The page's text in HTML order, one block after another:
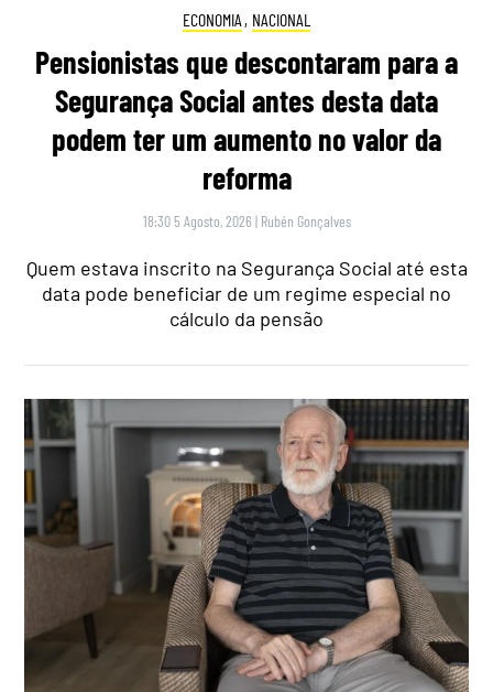
ECONOMIA , NACIONAL
Pensionistas que descontaram para a
Segurança Social antes desta data
podem ter um aumento no valor da
reforma
18:30 5 Agosto, 2026 | Rubén Gonçalves
Quem estava inscrito na Segurança Social até esta
data pode beneficiar de um regime especial no
cálculo da pensão